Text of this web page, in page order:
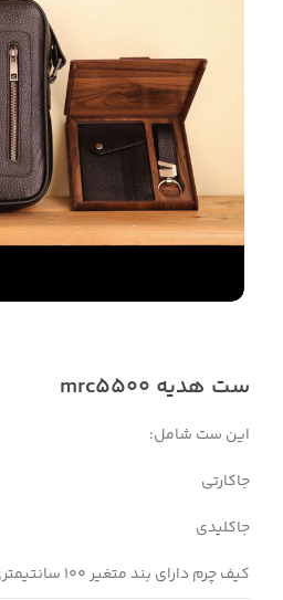
ست هدیه mrc5500
این ست شامل:
جاکارتی
جاکلیدی
کیف چرم دارای بند متغیر 100 سانتیمتری